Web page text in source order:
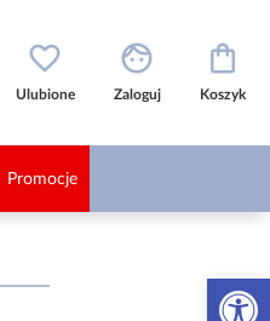
Otwórz
Ulubione Zaloguj Koszyk
Promocje